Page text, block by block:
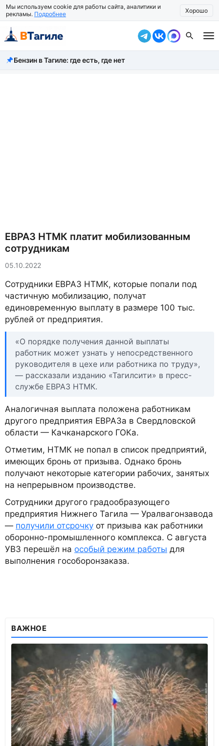
Мы используем cookie для работы сайта, аналитики и
рекламы. Подробнее Хорошо
Все новости
Бензин в Тагиле: где есть, где нет
ЕВРАЗ НТМК платит мобилизованным
сотрудникам
05.10.2022
Сотрудники ЕВРАЗ НТМК, которые попали под
частичную мобилизацию, получат
единовременную выплату в размере 100 тыс.
рублей от предприятия.
«О порядке получения данной выплаты
работник может узнать у непосредственного
руководителя в цехе или работника по труду»,
— рассказали изданию «Тагилсити» в пресс-
службе ЕВРАЗ НТМК.
Аналогичная выплата положена работникам
другого предприятия ЕВРАЗа в Свердловской
области — Качканарского ГОКа.
Отметим, НТМК не попал в список предприятий,
имеющих бронь от призыва. Однако бронь
получают некоторые категории рабочих, занятых
на непрерывном производстве.
Сотрудники другого градообразующего
предприятия Нижнего Тагила — Уралвагонзавода
— получили отсрочку от призыва как работники
оборонно-промышленного комплекса. С августа
УВЗ перешёл на особый режим работы для
выполнения гособоронзаказа.
ВАЖНОЕ